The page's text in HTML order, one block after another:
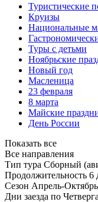
Туристические
Круизы
Национальные
Туры с детьми
Ноябрьские
Новый год
Масленица
23 февраля
8 марта
Майские
День России
Показать все
Все направления
Тип тура Сборный
Продолжительность 6
Сезон Апрель-Октябрь
Дни заезда по